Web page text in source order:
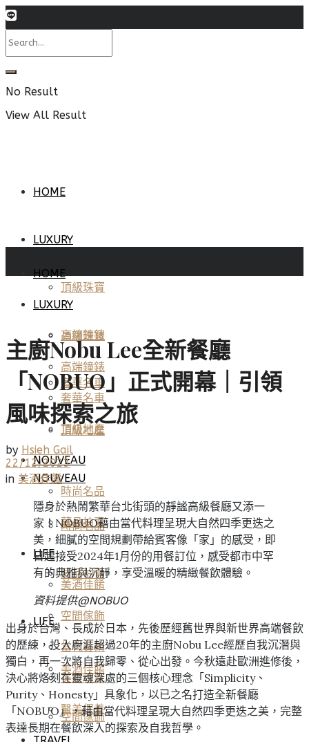
No Result
View All Result
HOME
LUXURY
頂級珠寶
高端鐘錶
奢華名車
頂級地產
NOUVEAU
時尚名品
藏品拍賣
LIFE
美酒佳餚
空間傢飾
HOME
LUXURY
頂級珠寶
高端鐘錶
奢華名車
頂級地產
NOUVEAU
時尚名品
藏品拍賣
LIFE
美酒佳餚
空間傢飾
當代藝術
美妝香氛
醫美保養
主廚Nobu Lee全新餐廳
「NOBUO」正式開幕｜引領
風味探索之旅
by Hsieh Gail
22/12/2023
in 美酒佳餚
隱身於熱鬧繁華台北街頭的靜謐高級餐廳又添一
家！NOBUO藉由當代料理呈現大自然四季更迭之
美，細膩的空間規劃帶給賓客像「家」的感受，即
日起接受2024年1月份的用餐訂位，感受都市中罕
有的典雅與沉靜，享受溫暖的精緻餐飲體驗。
資料提供@NOBUO
出身於台灣、長成於日本，先後歷經舊世界與新世界高端餐飲
的歷練，投入廚涯超過20年的主廚Nobu Lee經歷自我沉潛與
獨白，再一次將自我歸零、從心出發。今秋遠赴歐洲進修後，
決心將烙刻在靈魂深處的三個核心理念「Simplicity、
Purity、Honesty」具象化，以已之名打造全新餐廳
「NOBUO」，藉由當代料理呈現大自然四季更迭之美，完整
表達長期在餐飲深入的探索及自我哲學。